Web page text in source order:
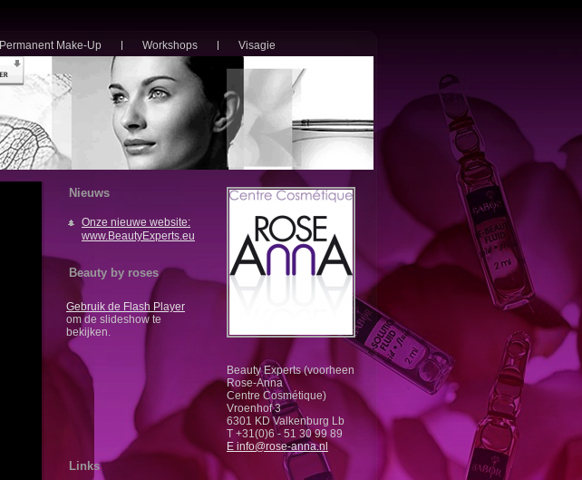
Permanent Make-Up Workshops Visagie
Nieuws
Onze nieuwe website:
www.BeautyExperts.eu
Beauty by roses
Gebruik de Flash Player
om de slideshow te
bekijken.
Links
Beauty Experts (voorheen
Rose-Anna
Centre Cosmétique)
Vroenhof 3
6301 KD Valkenburg Lb
T +31(0)6 - 51 30 99 89
E info@rose-anna.nl